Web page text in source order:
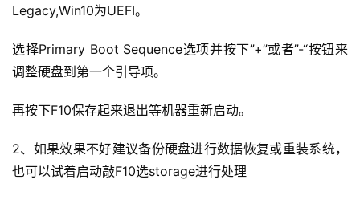
Legacy,Win10为UEFI。
选择Primary Boot Sequence选项并按下”+”或者”-“按钮来
调整硬盘到第一个引导项。
再按下F10保存起来退出等机器重新启动。
2、如果效果不好建议备份硬盘进行数据恢复或重装系统，
也可以试着启动敲F10选storage进行处理